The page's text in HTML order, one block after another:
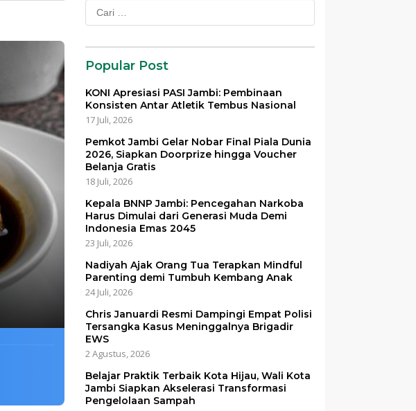
Cari
untuk:
Popular Post
KONI Apresiasi PASI Jambi: Pembinaan
Konsisten Antar Atletik Tembus Nasional
17 Juli, 2026
Pemkot Jambi Gelar Nobar Final Piala Dunia
2026, Siapkan Doorprize hingga Voucher
Belanja Gratis
18 Juli, 2026
Kepala BNNP Jambi: Pencegahan Narkoba
Harus Dimulai dari Generasi Muda Demi
Indonesia Emas 2045
23 Juli, 2026
Nadiyah Ajak Orang Tua Terapkan Mindful
Parenting demi Tumbuh Kembang Anak
24 Juli, 2026
Chris Januardi Resmi Dampingi Empat Polisi
Tersangka Kasus Meninggalnya Brigadir
EWS
2 Agustus, 2026
Belajar Praktik Terbaik Kota Hijau, Wali Kota
Jambi Siapkan Akselerasi Transformasi
Pengelolaan Sampah